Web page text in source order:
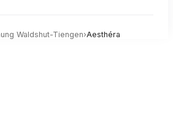
Waldshut-Tiengen›Aesthéra